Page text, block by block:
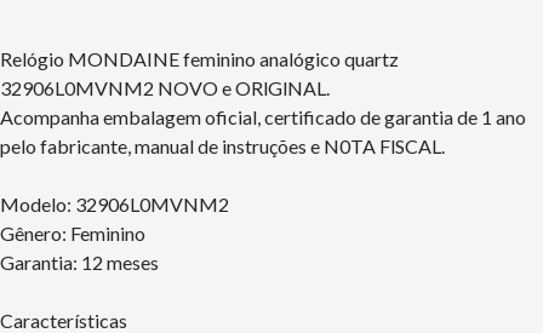
Relógio MONDAINE feminino analógico quartz
32906L0MVNM2 NOVO e ORlGlNAL.
Acompanha embalagem oficial, certificado de garantia de 1 ano
pelo fabricante, manual de instruções e N0TA FlSCAL.
Modelo: 32906L0MVNM2
Gênero: Feminino
Garantia: 12 meses
Características